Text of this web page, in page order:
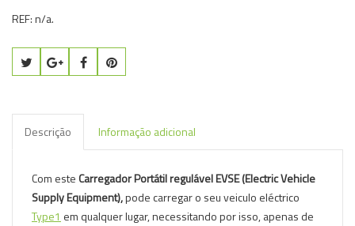
REF:n/a.
Descrição Informação adicional
Com esteCarregador Portátil regulável EVSE (Electric Vehicle
Supply Equipment),pode carregar o seu veiculo eléctrico
Type1 em qualquer lugar, necessitando por isso, apenas de